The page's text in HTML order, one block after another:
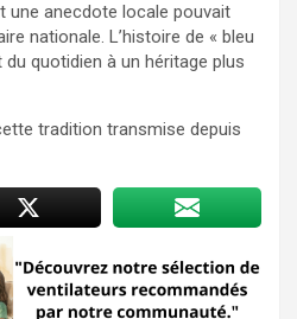
une anecdote locale pouvait
nationale. L’histoire de « bleu
quotidien à un héritage plus
tradition transmise depuis